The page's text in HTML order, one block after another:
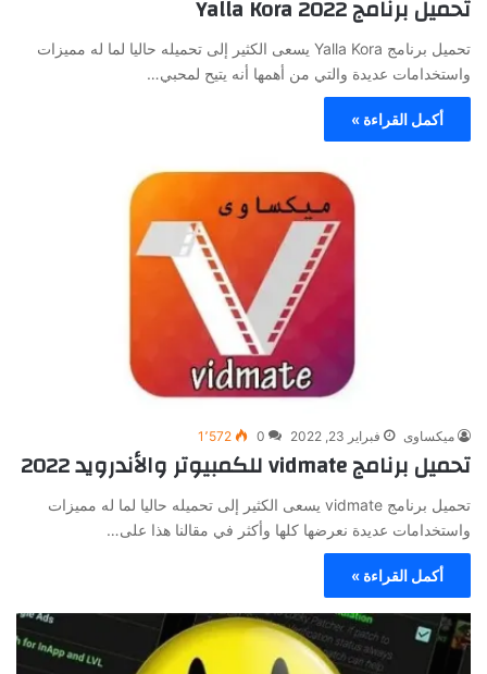
تحميل برنامج Yalla Kora 2022
تحميل برنامج Yalla Kora يسعى الكثير إلى تحميله حاليا لما له مميزات
واستخدامات عديدة والتي من أهمها أنه يتيح لمحبي…
أكمل القراءة »
ميكساوى فبراير 23, 2022 0 1٬572
تحميل برنامج vidmate للكمبيوتر والأندرويد 2022
تحميل برنامج vidmate يسعى الكثير إلى تحميله حاليا لما له مميزات
واستخدامات عديدة نعرضها كلها وأكثر في مقالنا هذا على…
أكمل القراءة »